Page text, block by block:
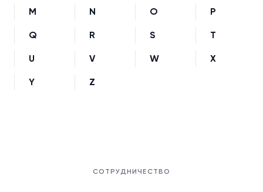
M N O P
Q R S T
U V W X
Y Z
СОТРУДНИЧЕСТВО